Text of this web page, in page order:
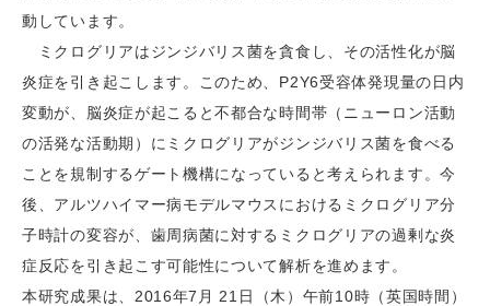
動しています。
ミクログリアはジンジバリス菌を貪食し、その活性化が脳
炎症を引き起こします。このため、P2Y6受容体発現量の日内
変動が、脳炎症が起こると不都合な時間帯（ニューロン活動
の活発な活動期）にミクログリアがジンジバリス菌を食べる
ことを規制するゲート機構になっていると考えられます。今
後、アルツハイマー病モデルマウスにおけるミクログリア分
子時計の変容が、歯周病菌に対するミクログリアの過剰な炎
症反応を引き起こす可能性について解析を進めます。
本研究成果は、2016年7月 21日（木）午前10時（英国時間）